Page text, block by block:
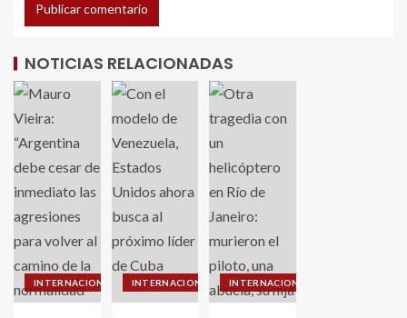
NOTICIAS RELACIONADAS
INTERNACIONALES INTERNACIONALES INTERNACIONALES